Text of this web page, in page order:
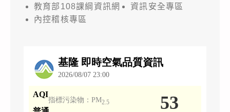
教育部108課綱資訊網
資訊安全專區
內控稽核專區